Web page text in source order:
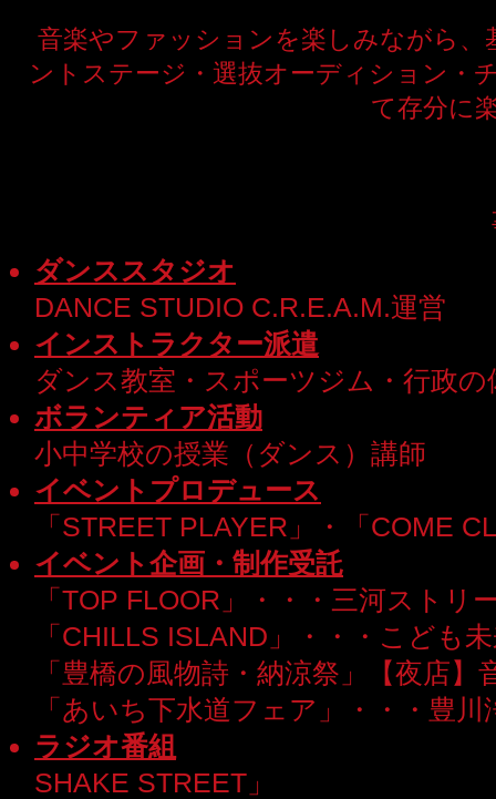
音楽やファッションを楽しみながら
ントステージ・選抜オーディション・
て存分に
ダンススタジオ
DANCE STUDIO C.R.E.A.M.運営
インストラクター派遣
ダンス教室・スポーツジム・行政
ボランティア活動
小中学校の授業（ダンス）講師
イベントプロデュース
「STREET PLAYER」・「COME
イベント企画・制作受託
「TOP FLOOR」・・・三河スト
「CHILLS ISLAND」・・・こども
「豊橋の風物詩・納涼祭」【夜店】
「あいち下水道フェア」・・・豊
ラジオ番組
SHAKE STREET」